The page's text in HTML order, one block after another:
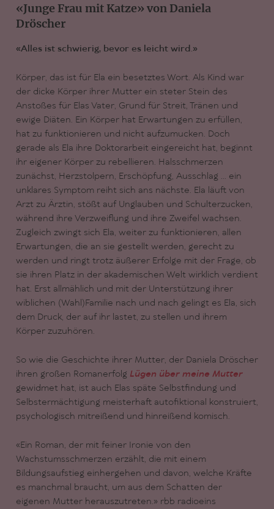
«Junge Frau mit Katze» von Daniela
Dröscher
«Alles ist schwierig, bevor es leicht wird.»
Körper, das ist für Ela ein besetztes Wort. Als Kind war
der dicke Körper ihrer Mutter ein steter Stein des
Anstoßes für Elas Vater, Grund für Streit, Tränen und
ewige Diäten. Ein Körper hat Erwartungen zu erfüllen,
hat zu funktionieren und nicht aufzumucken. Doch
gerade als Ela ihre Doktorarbeit eingereicht hat, beginnt
ihr eigener Körper zu rebellieren. Halsschmerzen
zunächst, Herzstolpern, Erschöpfung, Ausschlag ... ein
unklares Symptom reiht sich ans nächste. Ela läuft von
Arzt zu Ärztin, stößt auf Unglauben und Schulterzucken,
während ihre Verzweiflung und ihre Zweifel wachsen.
Zugleich zwingt sich Ela, weiter zu funktionieren, allen
Erwartungen, die an sie gestellt werden, gerecht zu
werden und ringt trotz äußerer Erfolge mit der Frage, ob
sie ihren Platz in der akademischen Welt wirklich verdient
hat. Erst allmählich und mit der Unterstützung ihrer
wiblichen (Wahl)Familie nach und nach gelingt es Ela, sich
dem Druck, der auf ihr lastet, zu stellen und ihrem
Körper zuzuhören.
So wie die Geschichte ihrer Mutter, der Daniela Dröscher
ihren großen Romanerfolg Lügen über meine Mutter
gewidmet hat, ist auch Elas späte Selbstfindung und
Selbstermächtigung meisterhaft autofiktional konstruiert,
psychologisch mitreißend und hinreißend komisch.
«Ein Roman, der mit feiner Ironie von den
Wachstumsschmerzen erzählt, die mit einem
Bildungsaufstieg einhergehen und davon, welche Kräfte
es manchmal braucht, um aus dem Schatten der
eigenen Mutter herauszutreten.» rbb radioeins